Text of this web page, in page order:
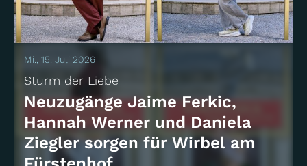
Mi., 15. Juli 2026
Sturm der Liebe
Neuzugänge Jaime Ferkic,
Hannah Werner und Daniela
Ziegler sorgen für Wirbel am